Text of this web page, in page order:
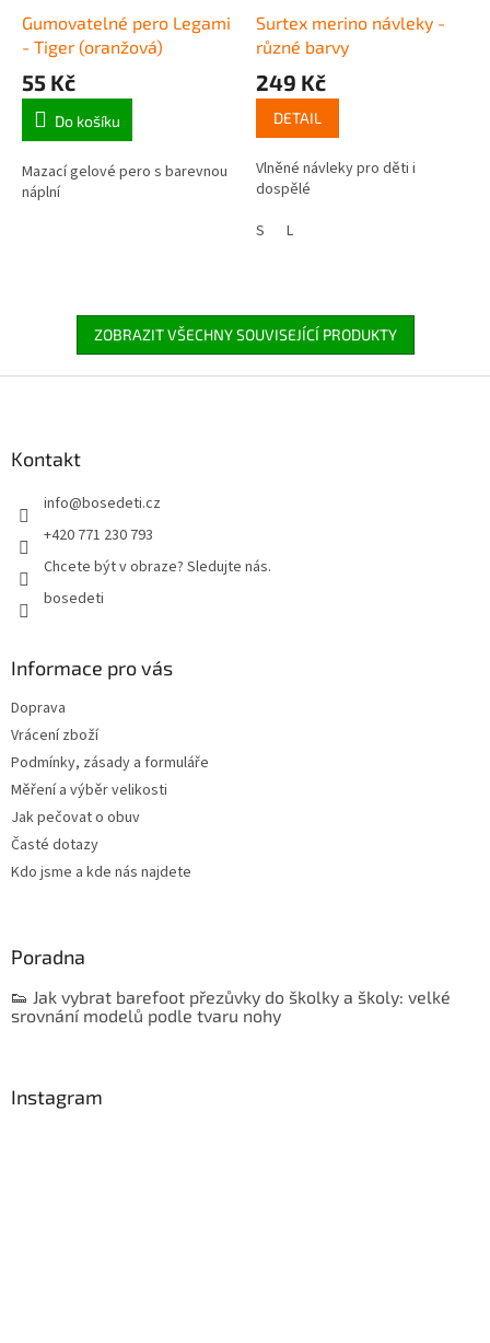
Gumovatelné pero Legami
- Tiger (oranžová)
55 Kč
Do košíku
Mazací gelové pero s barevnou
náplní
Surtex merino návleky -
různé barvy
249 Kč
DETAIL
Vlněné návleky pro děti i
dospělé
S
L
ZOBRAZIT VŠECHNY SOUVISEJÍCÍ PRODUKTY
Kontakt
info@bosedeti.cz
+420 771 230 793
Chcete být v obraze? Sledujte nás.
bosedeti
Informace pro vás
Doprava
Vrácení zboží
Podmínky, zásady a formuláře
Měření a výběr velikosti
Jak pečovat o obuv
Časté dotazy
Kdo jsme a kde nás najdete
Poradna
👟 Jak vybrat barefoot přezůvky do školky a školy: velké
srovnání modelů podle tvaru nohy
Instagram